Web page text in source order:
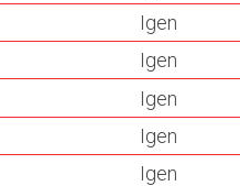
Igen
Igen
Igen
Igen
Igen